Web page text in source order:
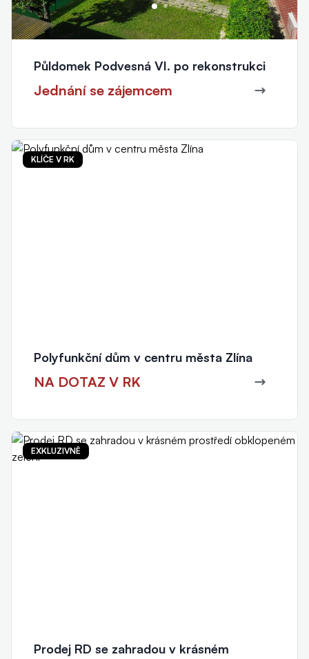
Půldomek Podvesná VI. po rekonstrukci
Jednání se zájemcem
KLÍČE V RK
Polyfunkční dům v centru města Zlína
NA DOTAZ V RK
EXKLUZIVNĚ
Prodej RD se zahradou v krásném